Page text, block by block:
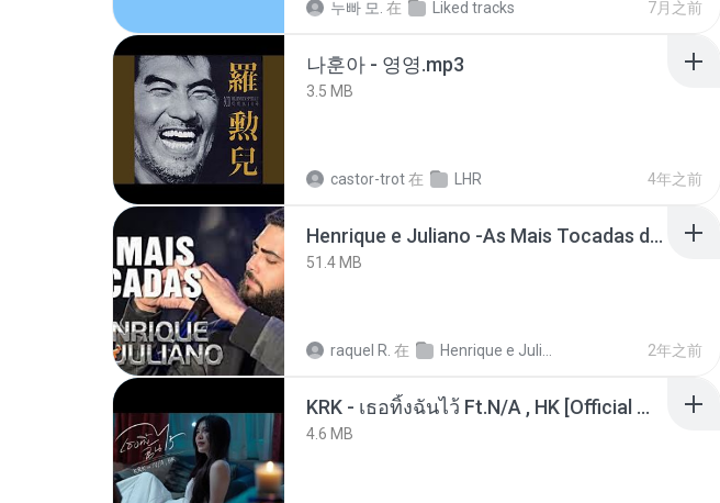
누빠 모. 在 Liked tracks 7月之前
나훈아 - 영영.mp3
3.5 MB
castor-trot在 LHR 4年之前
Henrique e Juliano -As Mais Tocadas do Henrique e Juliano 2021 -Top Sertanejo 2021,Cd Completo 2021
51.4 MB
raquel R. 在 2年之前
KRK - เธอทิ้งฉันไว้ Ft.N/A , HK [Official MV]
4.6 MB